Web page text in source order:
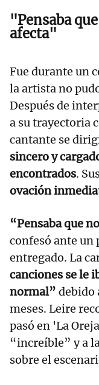
"Pensaba
afecta"
Fue durante un
la artista no
Después de
a su trayectoria
cantante se
sincero y
encontrados.
ovación
“Pensaba que
confesó ante
entregado. La
canciones se le
normal” debido
meses. Leire
pasó en 'La
“increíble” y a
sobre el